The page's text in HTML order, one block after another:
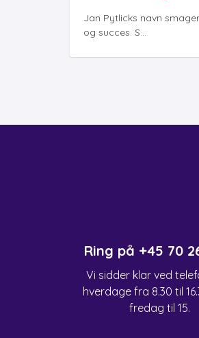
Jan Pytlicks navn
og succes. S...
Ring på +45 70
Vi sidder klar ved
hverdage fra 8.30 til
fredag til 15.